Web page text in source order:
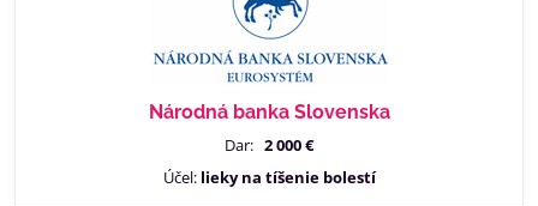
Národná banka Slovenska
Dar: 2 000 €
Účel: lieky na tíšenie bolestí